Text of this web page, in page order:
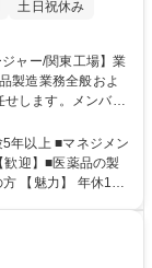
土日祝休み
します。メンバー
理文書などの新規
ー候補としてメン
た既存文書（指図
場合があります。
験者歓迎／各種手
年以上 ■マネジメン
【魅力】 年休129
学力： 資格：